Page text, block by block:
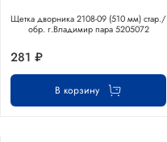
Щетка дворника 2108-09 (510 мм) стар./
обр. г.Владимир пара 5205072
281 ₽
В корзину